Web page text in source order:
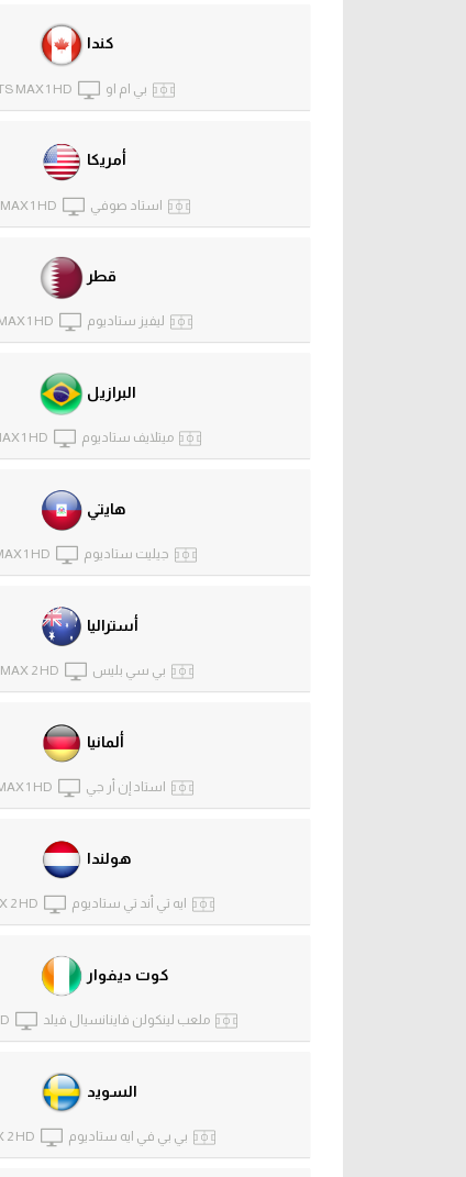
السويد
بي بي في ايه ستاديوم 2 HD
كوت ديفوار
ملعب لينكولن فاينانسيال فيلد
هولندا
ايه تي أند تي ستاديوم 2 HD
ألمانيا
استاد إن أر جي 1 HD
أستراليا
بي سي بليس 2 HD
هايتي
جيليت ستاديوم 1 HD
البرازيل
ميتلايف ستاديوم 1 HD
قطر
ليفيز ستاديوم 1 HD
أمريكا
استاد صوفي 1 HD
كندا
بي ام او MAX 1 HD